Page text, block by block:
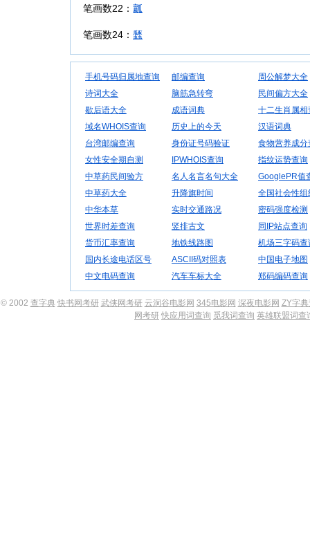
笔画数22： 瓤
笔画数24： 瓥
手机号码归属地查询 邮编查询
周公解梦大全
诗词大全
脑筋急转弯
民间偏方大全
歇后语大全
成语词典
十二生肖属相
域名WHOIS查询
历史上的今天
汉语词典
台湾邮编查询
身份证号码验证
食物营养成分
女性安全期自测
IPWHOIS查询
指纹运势查询
中草药民间验方
名人名言名句大全
GooglePR值
中草药大全
升降旗时间
全国社会性组
中华本草
实时交通路况
密码强度检测
世界时差查询
竖排古文
同IP站点查询
货币汇率查询
地铁线路图
机场三字码查
国内长途电话区号
ASCII码对照表
中国电子地图
中文电码查询
汽车车标大全 郑码编码查询
© 2002 查字典 快书网考研 武侠网考研 云洞谷电影网 345电影网 深夜电影网 ZY字
网考研 快应用词查询 觅我词查询 英雄联盟词查